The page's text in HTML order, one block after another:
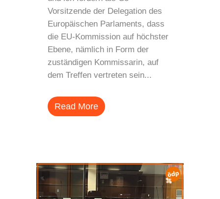
Vorsitzende der Delegation des
Europäischen Parlaments, dass
die EU-Kommission auf höchster
Ebene, nämlich in Form der
zuständigen Kommissarin, auf
dem Treffen vertreten sein...
Read More